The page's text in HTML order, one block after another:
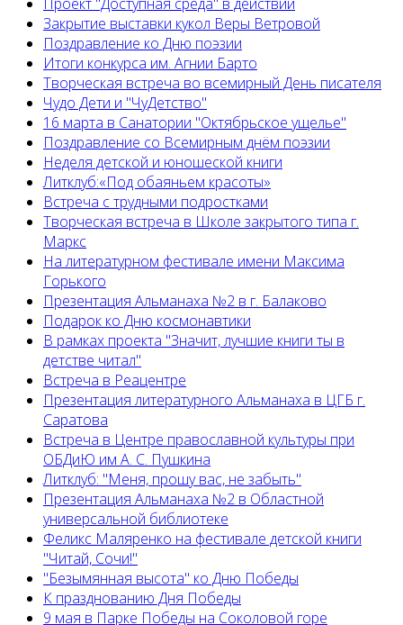
Закрытие выставки кукол Веры Ветровой
Поздравление ко Дню поэзии
Итоги конкурса им. Агнии Барто
Творческая встреча во всемирный День писателя
Чудо Дети и "ЧуДетство"
16 марта в Санатории "Октябрьское ущелье"
Поздравление со Всемирным днём поэзии
Неделя детской и юношеской книги
Литклуб:«Под обаяньем красоты»
Встреча с трудными подростками
Творческая встреча в Школе закрытого типа г.
Маркс
На литературном фестивале имени Максима
Горького
Презентация Альманаха №2 в г. Балаково
Подарок ко Дню космонавтики
В рамках проекта "Значит, лучшие книги ты в
детстве читал"
Встреча в Реацентре
Презентация литературного Альманаха в ЦГБ г.
Саратова
Встреча в Центре православной культуры при
ОБДиЮ им А. С. Пушкина
Литклуб: "Меня, прошу вас, не забыть"
Презентация Альманаха №2 в Областной
универсальной библиотеке
Феликс Маляренко на фестивале детской книги
"Читай, Сочи!"
"Безымянная высота" ко Дню Победы
К празднованию Дня Победы
9 мая в Парке Победы на Соколовой горе